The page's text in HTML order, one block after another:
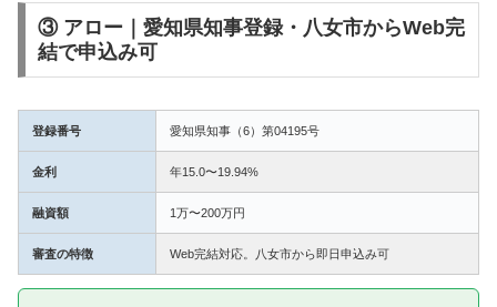
③ アロー｜愛知県知事登録・八女市からWeb完
結で申込み可
登録番号 愛知県知事（6）第04195号
金利 年15.0〜19.94%
融資額 1万〜200万円
審査の特徴 Web完結対応。八女市から即日申込み可